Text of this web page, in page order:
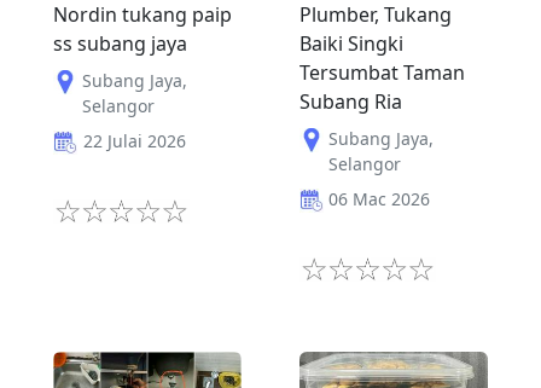
Nordin tukang paip
ss subang jaya
Subang Jaya,
Selangor
22 Julai 2026
Plumber, Tukang
Baiki Singki
Tersumbat Taman
Subang Ria
Subang Jaya,
Selangor
06 Mac 2026